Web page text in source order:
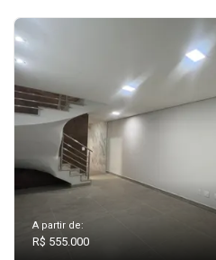
A partir de:
R$ 555.000